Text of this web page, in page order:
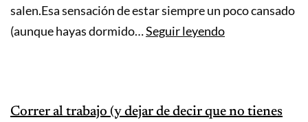
salen.Esa sensación de estar siempre un poco cansado
(aunque hayas dormido…Seguir leyendoEl
tu
Correr al trabajo (y dejar de decir que no tienes